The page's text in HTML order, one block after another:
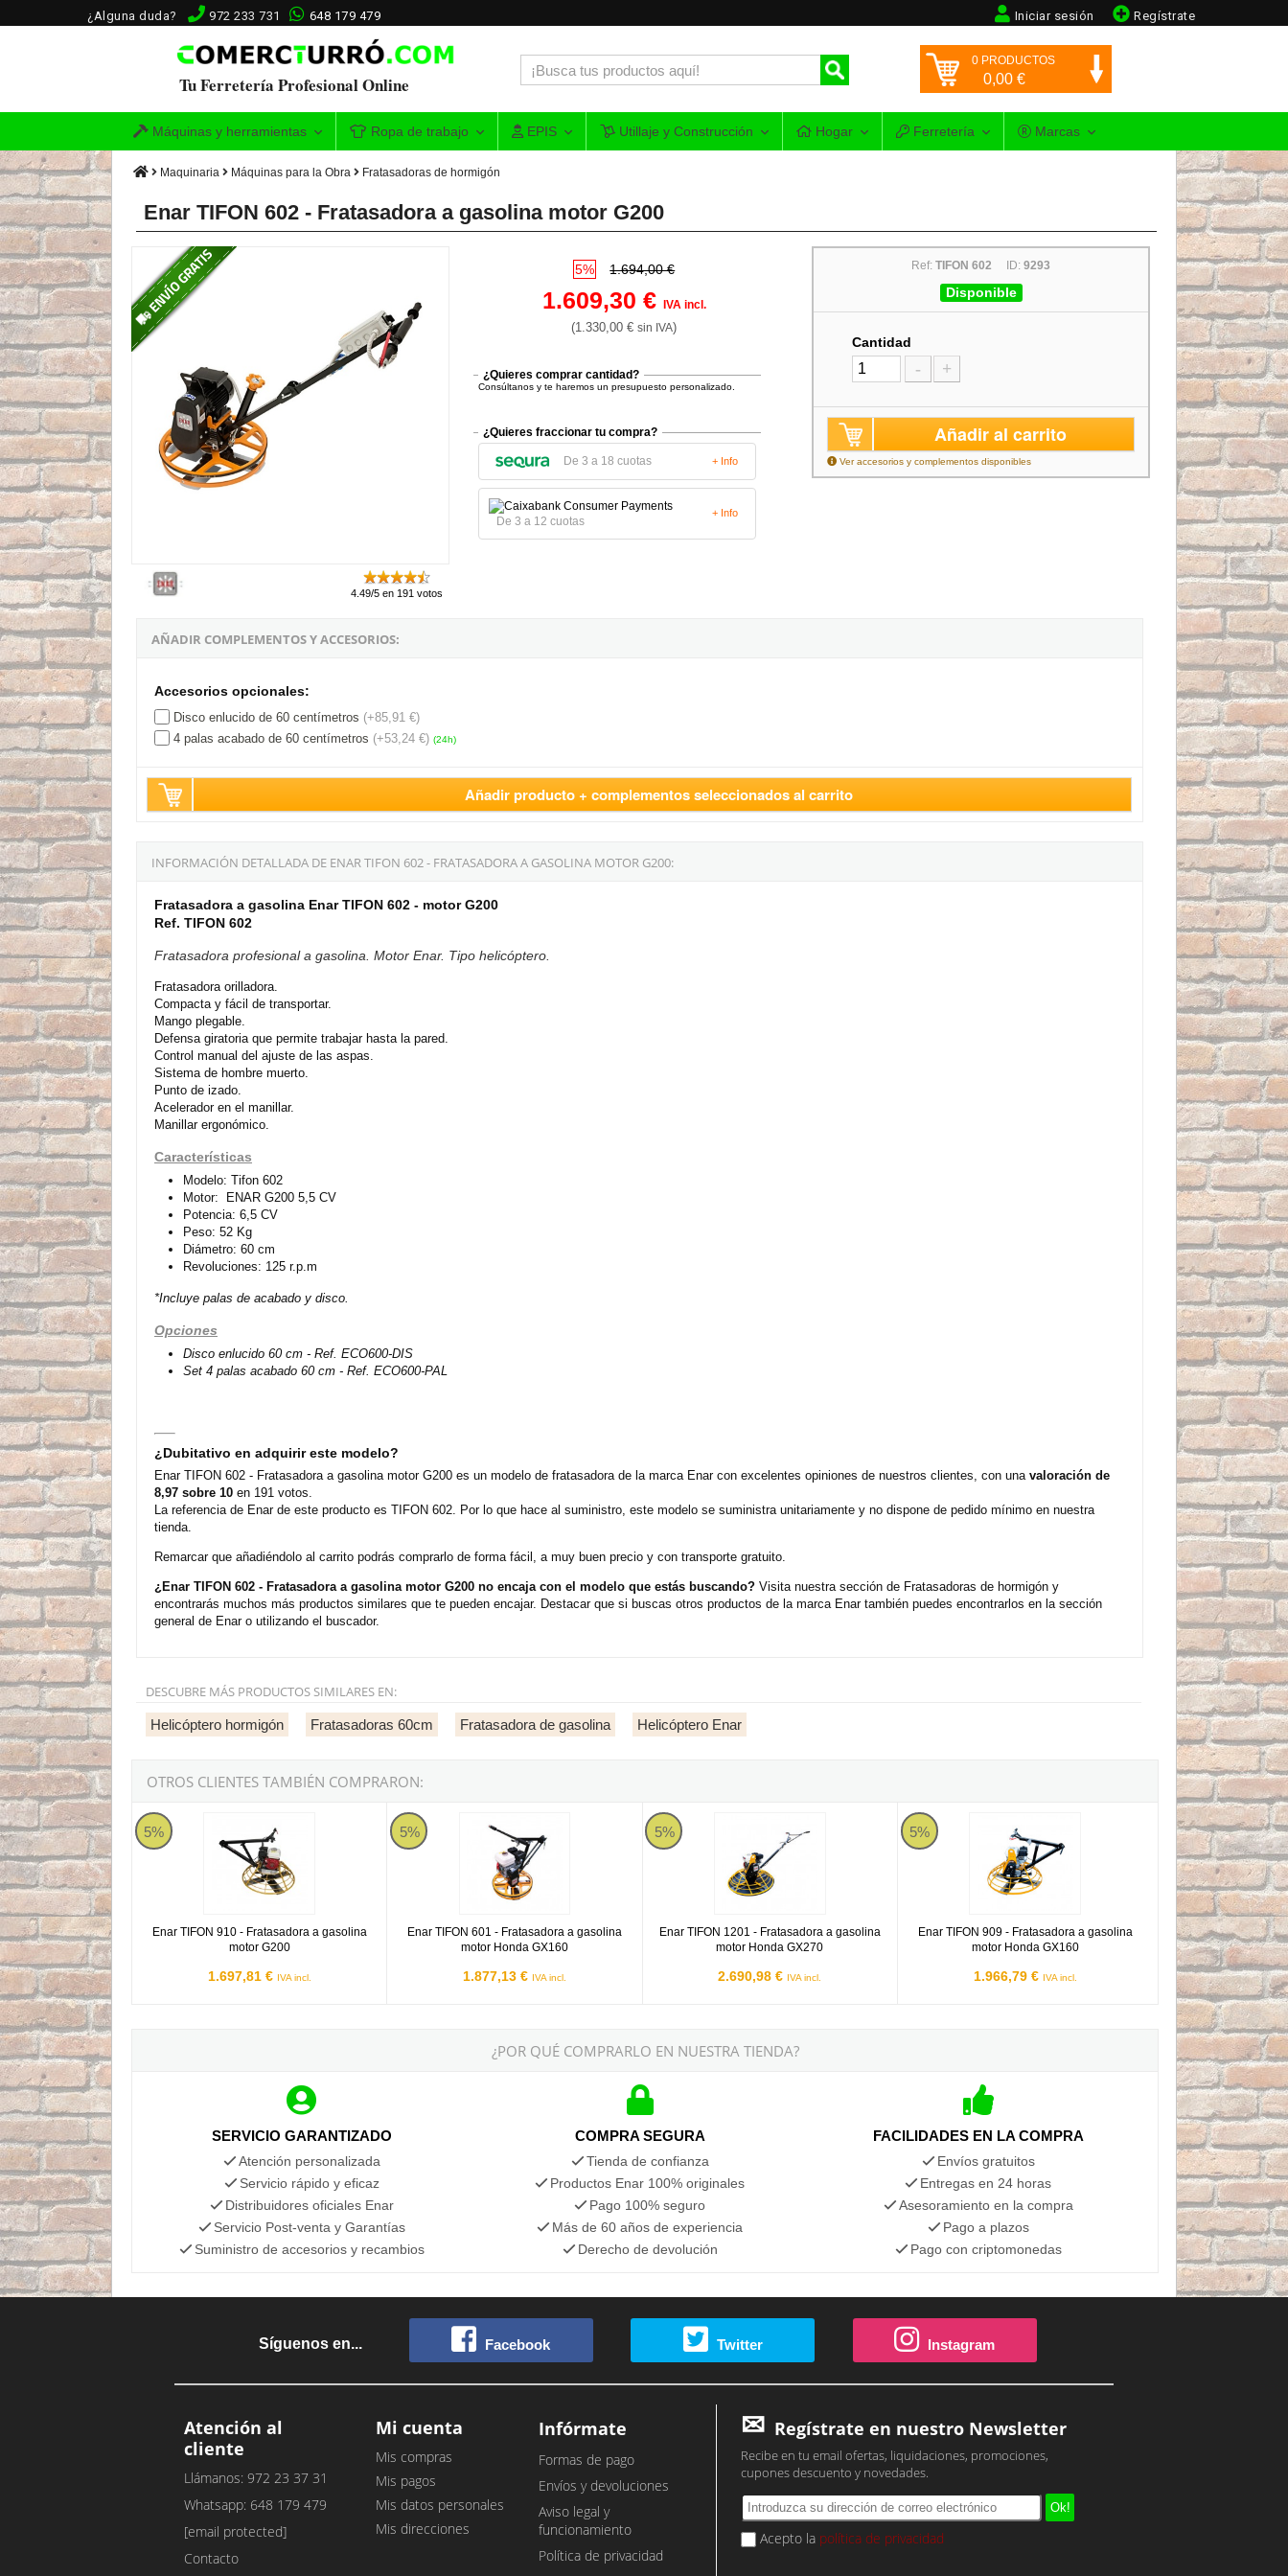
¿Alguna duda? 972 233 731 648 179 479 Regístrate
Iniciar sesión
Tu Ferretería Profesional Online
0 PRODUCTOS
0,00 €
Máquinas y herramientas Ropa de trabajo EPIS Utillaje y Construcción Hogar Ferretería Marcas
Maquinaria Máquinas para la Obra Fratasadoras de hormigón
Enar TIFON 602 - Fratasadora a gasolina motor G200
4.49/5 en 191 votos
5% 1.694,00 €
1.609,30 € IVA incl.
(1.330,00 €sin IVA)
¿Quieres comprar cantidad?
Consúltanos y te haremos un presupuesto personalizado.
¿Quieres fraccionar tu compra?
De 3 a 18 cuotas + Info
De 3 a 12 cuotas
+ Info
Ref:TIFON 602 ID:9293
Disponible
Cantidad
- +
Añadir al carrito
Ver accesorios y complementos disponibles
AÑADIR COMPLEMENTOS Y ACCESORIOS:
Accesorios opcionales:
Disco enlucido de 60 centímetros (+85,91 €)
4 palas acabado de 60 centímetros (+53,24 €) (24h)
Añadir producto + complementos seleccionados al carrito
INFORMACIÓN DETALLADA DE ENAR TIFON 602 - FRATASADORA A GASOLINA MOTOR G200:
Fratasadora a gasolina Enar TIFON 602 - motor G200
Ref. TIFON 602
Fratasadora profesional a gasolina. Motor Enar. Tipo helicóptero.
Fratasadora orilladora.
Compacta y fácil de transportar.
Mango plegable.
Defensa giratoria que permite trabajar hasta la pared.
Control manual del ajuste de las aspas.
Sistema de hombre muerto.
Punto de izado.
Acelerador en el manillar.
Manillar ergonómico.
Características
Modelo: Tifon 602
Motor: ENAR G200 5,5 CV
Potencia: 6,5 CV
Peso: 52 Kg
Diámetro: 60 cm
Revoluciones: 125 r.p.m
*Incluye palas de acabado y disco.
Opciones
Disco enlucido 60 cm - Ref. ECO600-DIS
Set 4 palas acabado 60 cm - Ref. ECO600-PAL
¿Dubitativo en adquirir este modelo?
Enar TIFON 602 - Fratasadora a gasolina motor G200 es un modelo de fratasadora de la marca Enar con excelentes opiniones de nuestros clientes, con una valoración de
8,97 sobre 10 en 191 votos.
La referencia de Enar de este producto es TIFON 602. Por lo que hace al suministro, este modelo se suministra unitariamente y no dispone de pedido mínimo en nuestra
tienda.
Remarcar que añadiéndolo al carrito podrás comprarlo de forma fácil, a muy buen precio y con transporte gratuito.
¿Enar TIFON 602 - Fratasadora a gasolina motor G200 no encaja con el modelo que estás buscando? Visita nuestra sección de Fratasadoras de hormigón y
encontrarás muchos más productos similares que te pueden encajar. Destacar que si buscas otros productos de la marca Enar también puedes encontrarlos en la sección
general de Enar o utilizando el buscador.
DESCUBRE MÁS PRODUCTOS SIMILARES EN:
Helicóptero hormigón Fratasadoras 60cm Fratasadora de gasolina Helicóptero Enar
OTROS CLIENTES TAMBIÉN COMPRARON:
5%
Enar TIFON 910 - Fratasadora a gasolina
motor G200
1.697,81 € IVA incl.
Enar TIFON 910 - Fratasadora a gasolina motor G200
5%
Enar TIFON 601 - Fratasadora a gasolina
motor Honda GX160
1.877,13 € IVA incl.
Enar TIFON 601 - Fratasadora a gasolina motor Honda GX160
5%
Enar TIFON 1201 - Fratasadora a gasolina
motor Honda GX270
2.690,98 € IVA incl.
Enar TIFON 1201 - Fratasadora a gasolina motor Honda GX270
5%
Enar TIFON 909 - Fratasadora a gasolina
motor Honda GX160
1.966,79 € IVA incl.
Enar TIFON 909 - Fratasadora a gasolina motor Honda
¿POR QUÉ COMPRARLO EN NUESTRA TIENDA?
SERVICIO GARANTIZADO
Atención personalizada
Servicio rápido y eficaz
Distribuidores oficiales Enar
Servicio Post-venta y Garantías
Suministro de accesorios y recambios
COMPRA SEGURA
Tienda de confianza
Productos Enar 100% originales
Pago 100% seguro
Más de 60 años de experiencia
Derecho de devolución
FACILIDADES EN LA COMPRA
Envíos gratuitos
Entregas en 24 horas
Asesoramiento en la compra
Pago a plazos
Pago con criptomonedas
Síguenos en... Facebook Twitter Instagram
Atención al
cliente
Llámanos: 972 23 37 31
Whatsapp: 648 179 479
[email protected]
Contacto
Mi cuenta
Mis compras
Mis pagos
Mis datos personales
Mis direcciones
Infórmate
Formas de pago
Envíos y devoluciones
Aviso legal y
funcionamiento
Política de privacidad
Regístrate en nuestro Newsletter
Recibe en tu email ofertas, liquidaciones, promociones,
cupones descuento y novedades.
Acepto la política de privacidad